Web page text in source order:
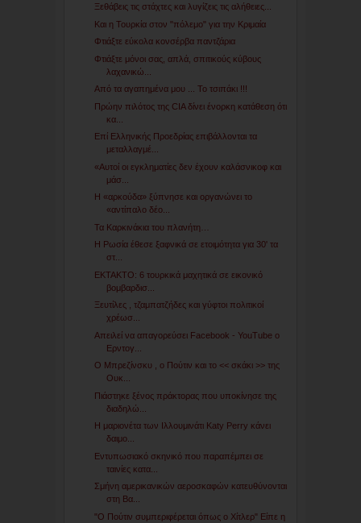
Ξεθάβεις τις στάχτες και λυγίζεις τις αλήθειες...
Και η Τουρκία στον "πόλεμο" για την Κριμαία
Φτιάξτε εύκολα κονσέρβα παντζάρια
Φτιάξτε μόνοι σας, απλά, σπιτικούς κύβους
λαχανικώ...
Από τα αγαπημένα μου ... Το τσιπάκι !!!
Πρώην πιλότος της CIA δίνει ένορκη κατάθεση ότι
κα...
Επί Ελληνικής Προεδρίας επιβάλλονται τα
μεταλλαγμέ...
«Αυτοί οι εγκληματίες δεν έχουν καλάσνικοφ και
μάσ...
Η «αρκούδα» ξύπνησε και οργανώνει το
«αντίπαλο δέο...
Τα Καρκινάκια του πλανήτη…
Η Ρωσία έθεσε ξαφνικά σε ετοιμότητα για 30' τα
στ...
ΕΚΤΑΚΤΟ: 6 τουρκικά μαχητικά σε εικονικό
βομβαρδισ...
Ξευτίλες , τζαμπατζήδες και γύφτοι πολιτικοί
χρέωσ...
Απειλεί να απαγορεύσει Facebook - YouTube ο
Ερντογ...
Ο Μπρεζίνσκυ , ο Πούτιν και το << σκάκι >> της
Ουκ...
Πιάστηκε ξένος πράκτορας που υποκίνησε της
διαδηλώ...
Η μαριονέτα των Ιλλουμινάτι Katy Perry κάνει
δαιμο...
Εντυπωσιακό σκηνικό που παραπέμπει σε
ταινίες κατα...
Σμήνη αμερικανικών αεροσκαφών κατευθύνονται
στη Βα...
"Ο Πούτιν συμπεριφέρεται όπως ο Χίτλερ" Είπε η